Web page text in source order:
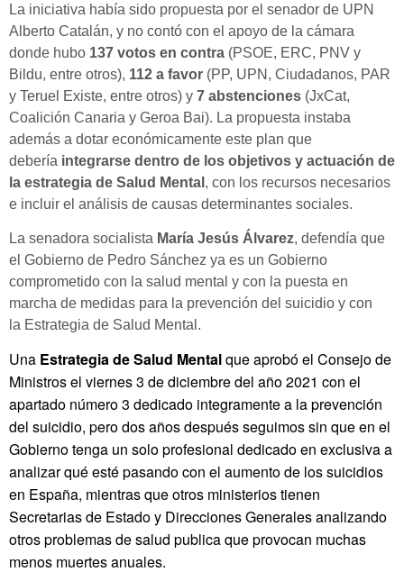
La iniciativa había sido propuesta por el senador de UPN
Alberto Catalán, y no contó con el apoyo de la cámara
donde hubo 137 votos en contra (PSOE, ERC, PNV y
Bildu, entre otros), 112 a favor (PP, UPN, Ciudadanos, PAR
y Teruel Existe, entre otros) y 7 abstenciones (JxCat,
Coalición Canaria y Geroa Bai). La propuesta instaba
además a dotar económicamente este plan que
debería integrarse dentro de los objetivos y actuación de
la estrategia de Salud Mental , con los recursos necesarios
e incluir el análisis de causas determinantes sociales.
La senadora socialista María Jesús Álvarez, defendía que
el Gobierno de Pedro Sánchez ya es un Gobierno
comprometido con la salud mental y con la puesta en
marcha de medidas para la prevención del suicidio y con
la Estrategia de Salud Mental.
Una Estrategia de Salud Mentalque aprobó el Consejo de
Ministros el viernes 3 de diciembre del año 2021 con el
apartado número 3 dedicado integramente a la prevención
del suicidio, pero dos años después seguimos sin que en el
Gobierno tenga un solo profesional dedicado en exclusiva a
analizar qué esté pasando con el aumento de los suicidios
en España, mientras que otros ministerios tienen
Secretarias de Estado y Direcciones Generales analizando
otros problemas de salud publica que provocan muchas
menos muertes anuales.